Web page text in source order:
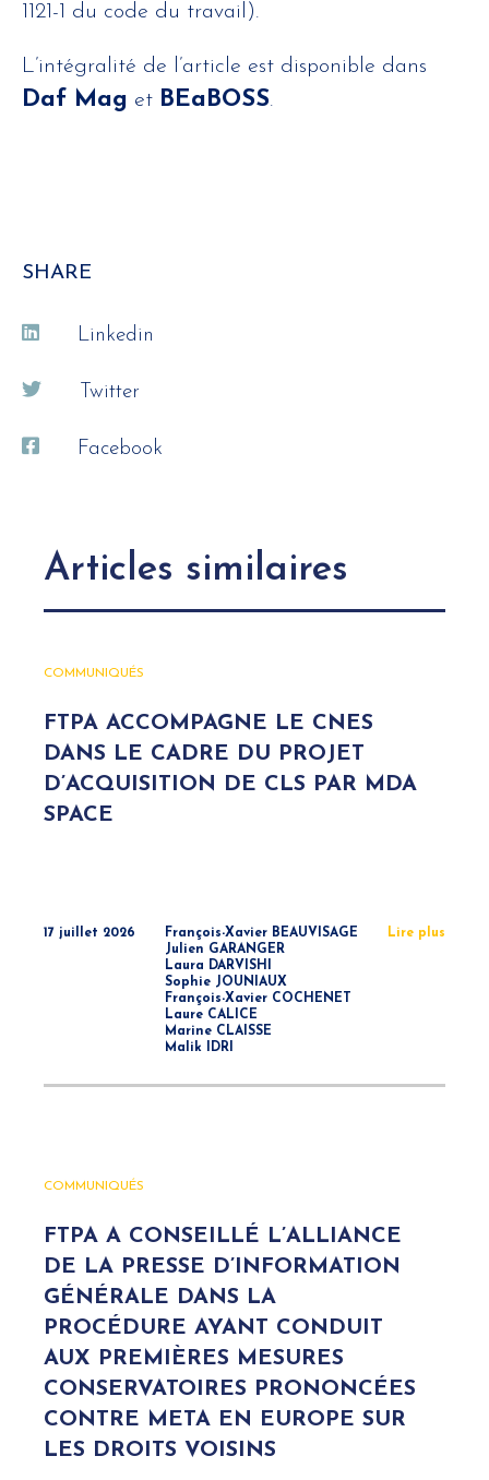
SHARE
Linkedin
Twitter
Facebook
1121-1 du code du travail).
L’intégralité de l’article est disponible dans
Daf Mag et BEaBOSS.
Articles similaires
COMMUNIQUÉS
FTPA ACCOMPAGNE LE CNES
DANS LE CADRE DU PROJET
D’ACQUISITION DE CLS PAR MDA
SPACE
17 juillet 2026
François-Xavier BEAUVISAGE
Julien GARANGER
Laura DARVISHI
Sophie JOUNIAUX
François-Xavier COCHENET
Laure CALICE
Marine CLAISSE
Malik IDRI
Lire plus
COMMUNIQUÉS
FTPA A CONSEILLÉ L’ALLIANCE
DE LA PRESSE D’INFORMATION
GÉNÉRALE DANS LA
PROCÉDURE AYANT CONDUIT
AUX PREMIÈRES MESURES
CONSERVATOIRES PRONONCÉES
CONTRE META EN EUROPE SUR
LES DROITS VOISINS